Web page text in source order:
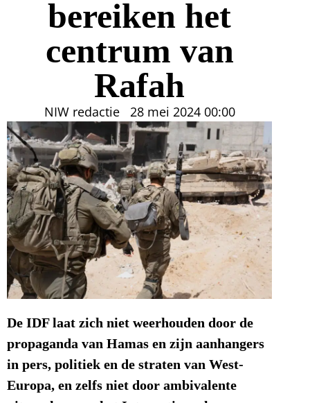
bereiken het
centrum van
Rafah
NIW redactie 28 mei 2024 00:00
De IDF laat zich niet weerhouden door de
propaganda van Hamas en zijn aanhangers
in pers, politiek en de straten van West-
Europa, en zelfs niet door ambivalente